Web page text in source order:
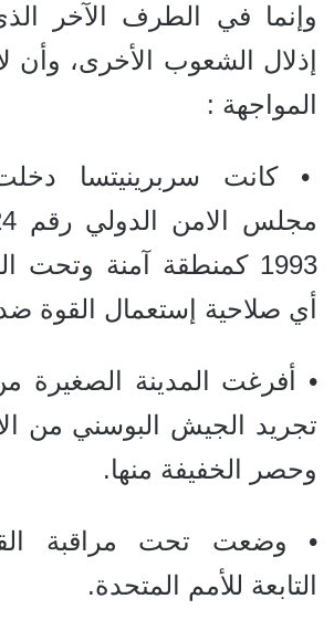
وإنما في الطرف الآخر
إذلال الشعوب الأخرى،
المواجهة :
• كانت سربرينيتسا
1993 كمنطقة آمنة وتحت
أي صلاحية إستعمال القوة
• أفرغت المدينة الصغيرة
تجريد الجيش البوسني من
وحصر الخفيفة منها.
• وضعت تحت مراقبة
التابعة للأمم المتحدة.